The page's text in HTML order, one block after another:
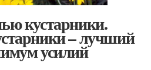
кустарники.
– лучший
усилий